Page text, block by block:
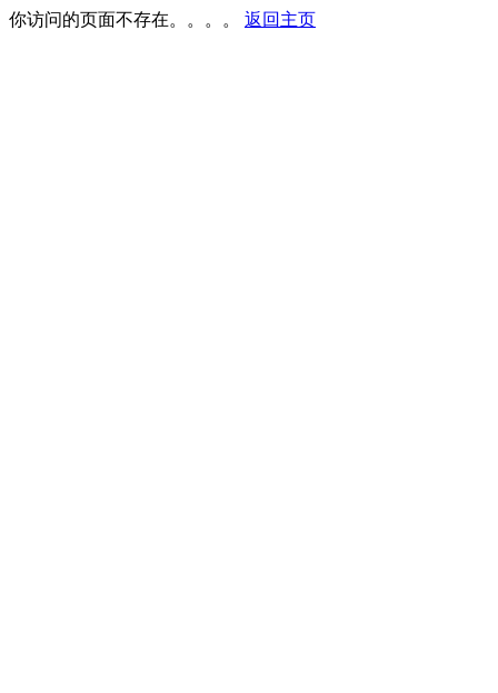
你访问的页面不存在。。。。 返回主页